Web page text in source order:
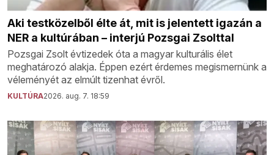
Aki testközelből élte át, mit is jelentett igazán a
NER a kultúrában – interjú Pozsgai Zsolttal
Pozsgai Zsolt évtizedek óta a magyar kulturális élet
meghatározó alakja. Éppen ezért érdemes megismernünk a
véleményét az elmúlt tizenhat évről.
KULTÚRA2026. aug. 7. 18:59